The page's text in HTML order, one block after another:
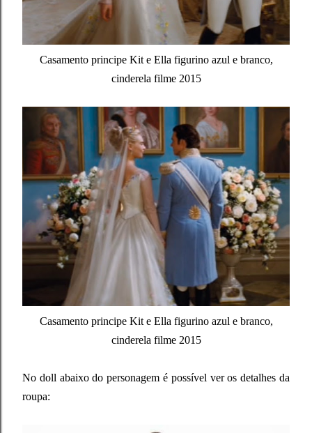
Casamento principe Kit e Ella figurino azul e branco,
cinderela filme 2015
Casamento principe Kit e Ella figurino azul e branco,
cinderela filme 2015
No doll abaixo do personagem é possível ver os detalhes da
roupa: